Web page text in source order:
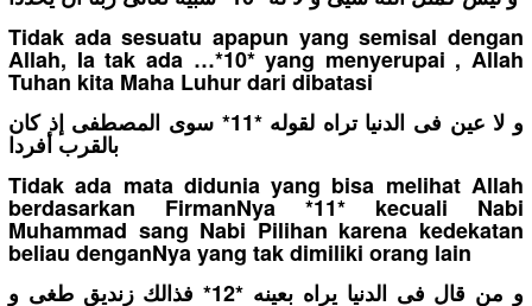
Tidak ada sesuatu apapun yang semisal dengan
Allah, Ia tak ada …*10* yang menyerupai , Allah
Tuhan kita Maha Luhur dari dibatasi
و لا عين فى الدنيا تراه لقوله *11* سوى المصطفى إذ كان
بالقرب أفردا
Tidak ada mata didunia yang bisa melihat Allah
berdasarkan FirmanNya *11* kecuali Nabi
Muhammad sang Nabi Pilihan karena kedekatan
beliau denganNya yang tak dimiliki orang lain
و من قال فى الدنيا يراه بعينه *12* فذالك زنديق طغى و